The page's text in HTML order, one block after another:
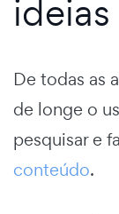
De todas as
de longe o
pesquisar e
conteúdo.